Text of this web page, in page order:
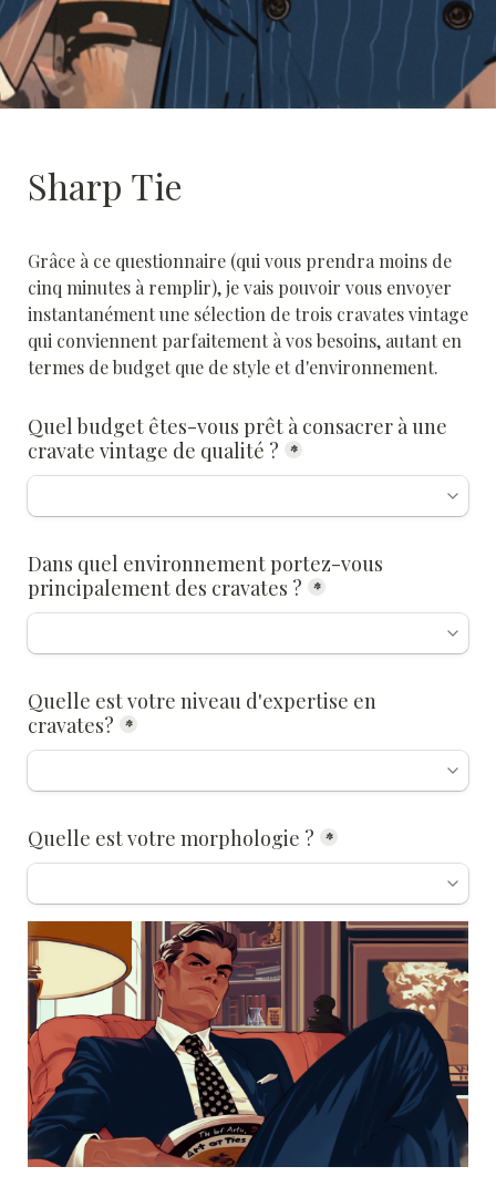
Sharp Tie
Grâce à ce questionnaire (qui vous prendra moins de
cinq minutes à remplir), je vais pouvoir vous envoyer
instantanément une sélection de trois cravates vintage
qui conviennent parfaitement à vos besoins, autant en
termes de budget que de style et d'environnement.
Quel budget êtes-vous prêt à consacrer à une
cravate vintage de qualité ? *
Dans quel environnement portez-vous
principalement des cravates ? *
Quelle est votre niveau d'expertise en
cravates? *
Quelle est votre morphologie ? *